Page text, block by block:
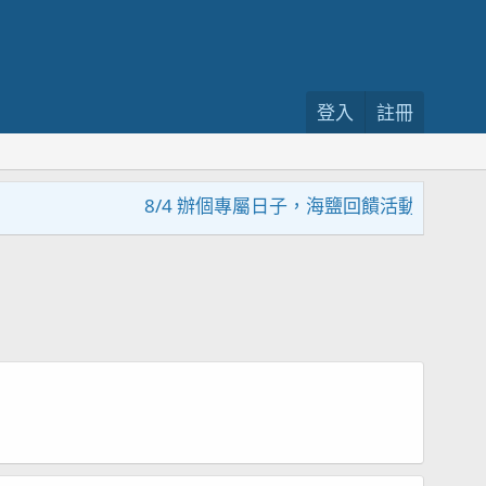
登入 註冊
8/4 辦個專屬日子，海鹽回饋活動，大家趕緊